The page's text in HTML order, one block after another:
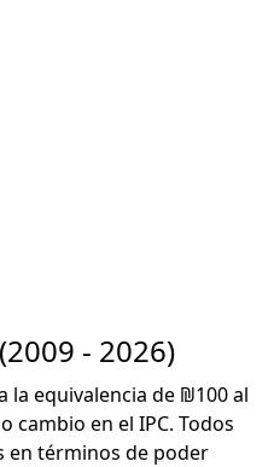
- 2026)
la equivalencia de ₪100 al
cambio en el IPC. Todos
en términos de poder